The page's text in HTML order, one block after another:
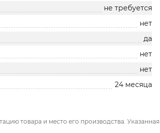
не требуется
нет
да
нет
нет
24 месяца
товара и место его производства.